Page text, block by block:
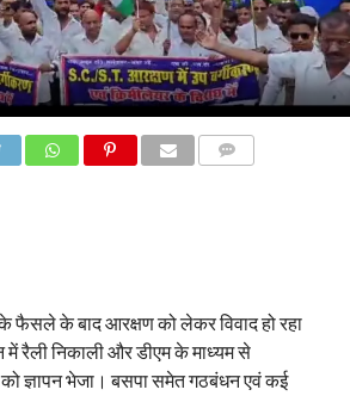
फैसले के बाद आरक्षण को लेकर विवाद हो रहा
रैली निकाली और डीएम के माध्यम से
को ज्ञापन भेजा। बसपा समेत गठबंधन एवं कई